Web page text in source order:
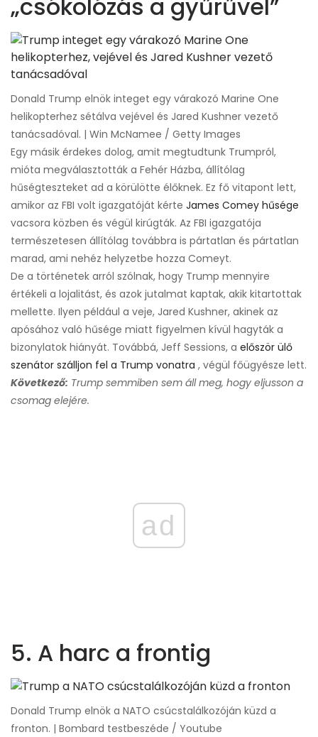
„csókolózás a gyűrűvel”
Donald Trump elnök integet egy várakozó Marine One
helikopterhez sétálva vejével és Jared Kushner vezető
tanácsadóval. | Win McNamee / Getty Images
Egy másik érdekes dolog, amit megtudtunk Trumpról,
mióta megválasztották a Fehér Házba, állítólag
hűségteszteket ad a körülötte élőknek. Ez fő vitapont lett,
amikor az FBI volt igazgatóját kérte James Comey hűsége
vacsora közben és végül kirúgták. Az FBI igazgatója
természetesen állítólag továbbra is pártatlan és pártatlan
marad, ami nehéz helyzetbe hozza Comeyt.
De a történetek arról szólnak, hogy Trump mennyire
értékeli a lojalitást, és azok jutalmat kaptak, akik kitartottak
mellette. Ilyen például a veje, Jared Kushner, akinek az
apósához való hűsége miatt figyelmen kívül hagyták a
bizonylatok hiányát. Továbbá, Jeff Sessions, a először ülő
szenátor szálljon fel a Trump vonatra , végül főügyésze lett.
Következő: Trump semmiben sem áll meg, hogy eljusson a
csomag elejére.
ad
5. A harc a frontig
Donald Trump elnök a NATO csúcstalálkozóján küzd a
fronton. | Bombard testbeszéde / Youtube